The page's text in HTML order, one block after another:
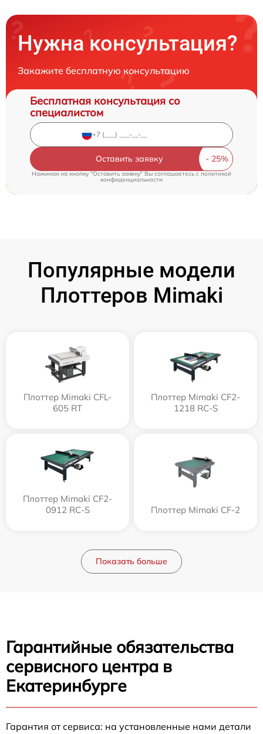
Нужна консультация?
Закажите бесплатную консультацию
Бесплатная консультация со
специалистом
Оставить заявку
Нажимая на кнопку "Оставить заявку" Вы соглашаетесь cполитикой
конфиденциальности
Популярные модели
Плоттеров Mimaki
Плоттер Mimaki CFL-
605 RT
Плоттер Mimaki CF2-
1218 RC-S
Плоттер Mimaki CF2-
0912 RC-S
Плоттер Mimaki CF-2
Показать больше
Гарантийные обязательства
сервисного центра в
Екатеринбурге
Гарантия от сервиса: на установленные нами детали